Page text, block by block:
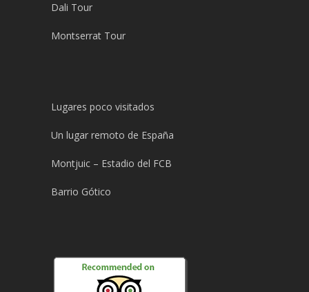
Dali Tour
Montserrat Tour
Lugares poco visitados
Un lugar remoto de España
Montjuic – Estadio del FCB
Barrio Gótico